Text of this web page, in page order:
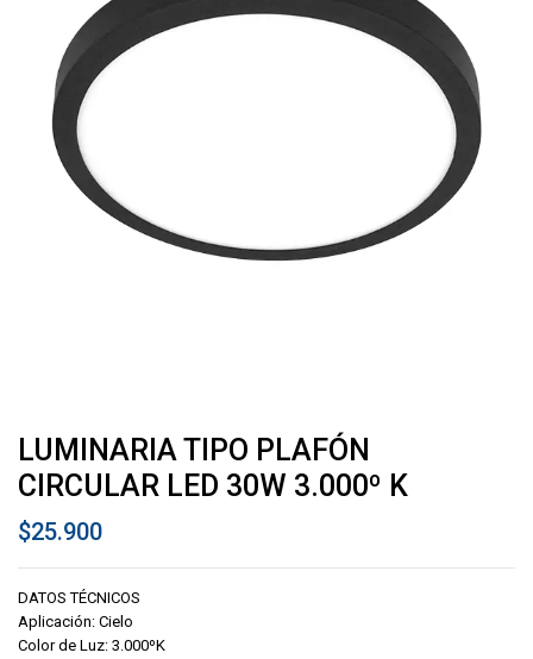
LUMINARIA TIPO PLAFÓN
CIRCULAR LED 30W 3.000º K
$25.900
DATOS TÉCNICOS
Aplicación: Cielo
Color de Luz: 3.000ºK